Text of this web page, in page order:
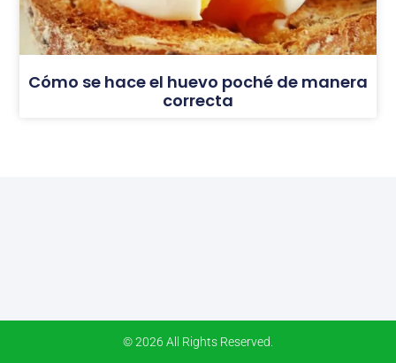
Cómo se hace el huevo poché de manera
correcta
© 2026 All Rights Reserved.